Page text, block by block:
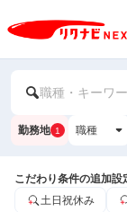
職種・キーワ
勤務地 1 職種
こだわり条件の追加設
土日祝休み